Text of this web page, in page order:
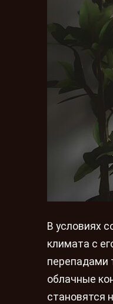
В условиях
климата с
перепадами
облачные
становятся